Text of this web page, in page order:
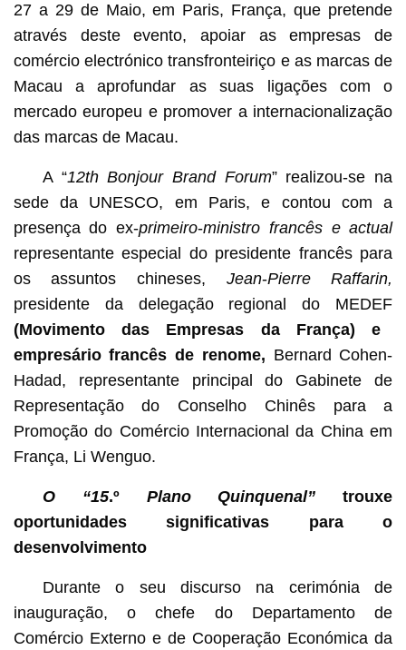
27 a 29 de Maio, em Paris, França, que pretende
através deste evento, apoiar as empresas de
comércio electrónico transfronteiriço e as marcas de
Macau a aprofundar as suas ligações com o
mercado europeu e promover a internacionalização
das marcas de Macau.
A “12thBonjour Brand Forum” realizou-se na
sede da UNESCO, em Paris, e contou com a
presença do ex-primeiro-ministro francês e actual
representante especial do presidente francês para
os assuntos chineses, Jean-Pierre Raffarin,
presidente da delegação regional do MEDEF
(Movimento das Empresas da França) e
empresário francês de renome, Bernard Cohen-
Hadad, representante principal do Gabinete de
Representação do Conselho Chinês para a
Promoção do Comércio Internacional da China em
França, Li Wenguo.
O “15.º Plano Quinquenal”trouxe
oportunidades significativas para o
desenvolvimento
Durante o seu discurso na cerimónia de
inauguração, o chefe do Departamento de
Comércio Externo e de Cooperação Económica da